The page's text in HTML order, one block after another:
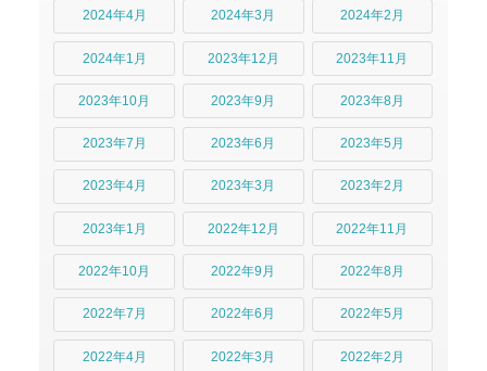
2024年4月 2024年3月 2024年2月
2024年1月 2023年12月 2023年11月
2023年10月 2023年9月 2023年8月
2023年7月 2023年6月 2023年5月
2023年4月 2023年3月 2023年2月
2023年1月 2022年12月 2022年11月
2022年10月 2022年9月 2022年8月
2022年7月 2022年6月 2022年5月
2022年4月 2022年3月 2022年2月